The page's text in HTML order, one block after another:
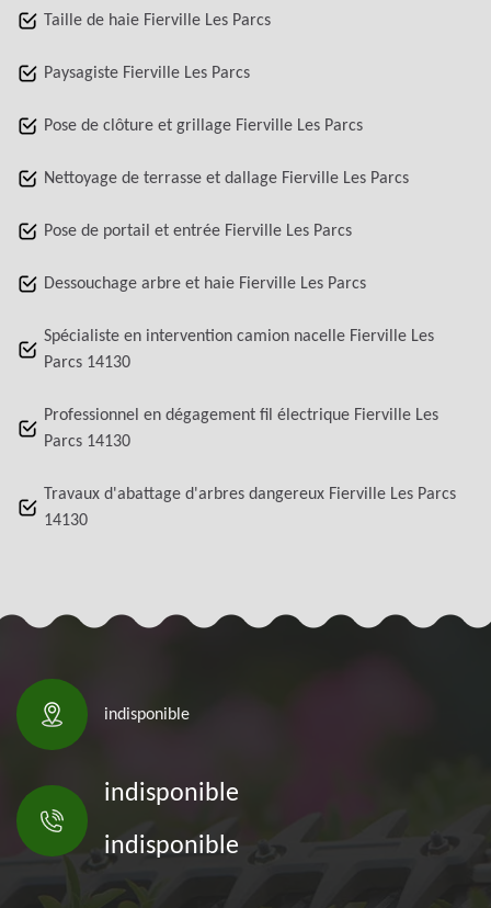
Taille de haie Fierville Les Parcs
Paysagiste Fierville Les Parcs
Pose de clôture et grillage Fierville Les Parcs
Nettoyage de terrasse et dallage Fierville Les Parcs
Pose de portail et entrée Fierville Les Parcs
Dessouchage arbre et haie Fierville Les Parcs
Spécialiste en intervention camion nacelle Fierville Les
Parcs 14130
Professionnel en dégagement fil électrique Fierville Les
Parcs 14130
Travaux d'abattage d'arbres dangereux Fierville Les Parcs
14130
indisponible
indisponible
indisponible